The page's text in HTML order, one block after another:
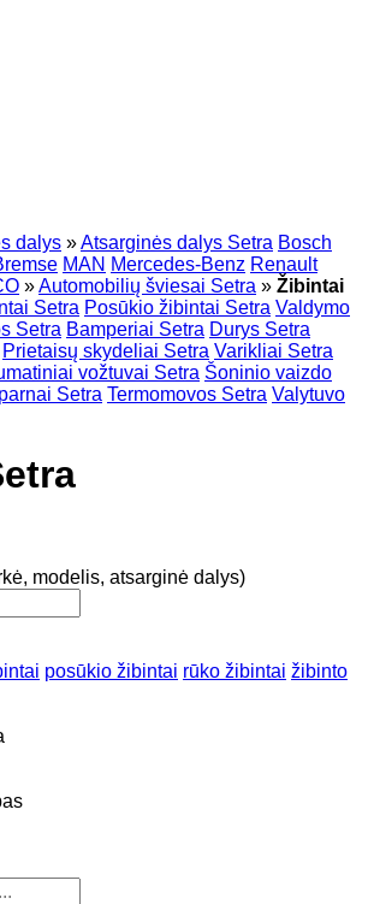
dalys »Atsarginės dalys Setra Bosch
MAN Mercedes-Benz Renault
»Automobilių šviesai Setra » Žibintai
Setra Posūkio žibintai Setra Valdymo
Setra Bamperiai Setra Durys Setra
Prietaisų skydeliai Setra Varikliai Setra
vožtuvai Setra Šoninio vaizdo
Setra Termomovos Setra Valytuvo
modelis, atsarginė dalys)
posūkio žibintai rūko žibintai žibinto